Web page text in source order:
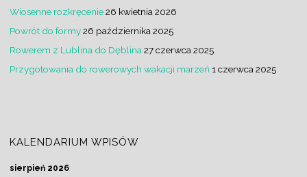
Wiosenne rozkręcenie26 kwietnia 2026
Powrót do formy26 października 2025
Rowerem z Lublina do Dęblina 27 czerwca 2025
Przygotowania do rowerowych wakacji marzeń 1 czerwca 2025
KALENDARIUM WPISÓW
sierpień 2026